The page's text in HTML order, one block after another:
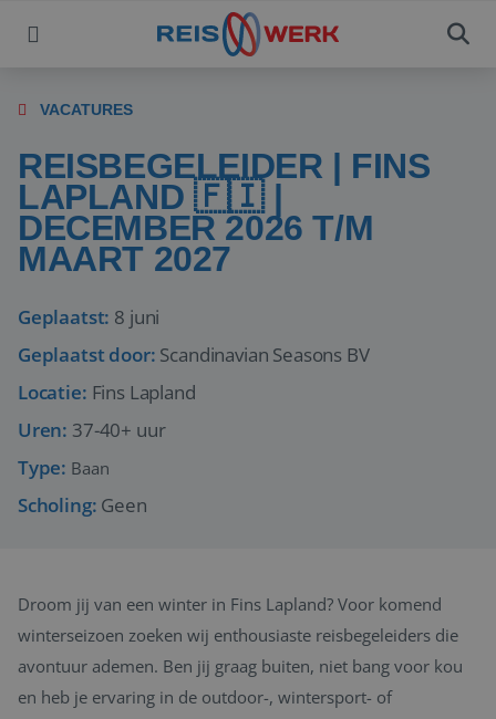
VACATURES
REISBEGELEIDER | FINS
LAPLAND 🇫🇮 |
DECEMBER 2026 T/M
MAART 2027
Geplaatst: 8 juni
Geplaatst door: Scandinavian Seasons BV
Locatie: Fins Lapland
Uren: 37-40+ uur
Type: Baan
Scholing: Geen
Droom jij van een winter in Fins Lapland? Voor komend
winterseizoen zoeken wij enthousiaste reisbegeleiders die
avontuur ademen. Ben jij graag buiten, niet bang voor kou
en heb je ervaring in de outdoor-, wintersport- of